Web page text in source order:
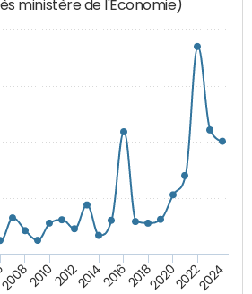
ministère de l'Economie)
200820102012201420162018202020222024